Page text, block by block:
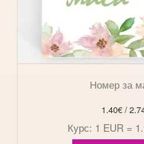
Номер за
1.40€/
Курс: 1 EUR =